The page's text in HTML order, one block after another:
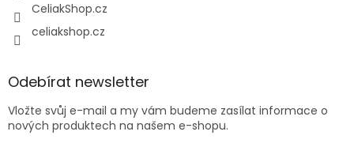
CeliakShop.cz
celiakshop.cz
Odebírat newsletter
Vložte svůj e-mail a my vám budeme zasílat informace o
nových produktech na našem e-shopu.